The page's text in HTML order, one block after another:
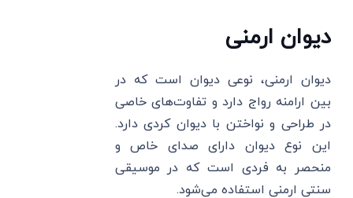
دیوان ارمنی
دیوان ارمنی، نوعی دیوان است که در
بین ارامنه رواج دارد و تفاوت‌های خاصی
در طراحی و نواختن با دیوان کردی دارد.
این نوع دیوان دارای صدای خاص و
منحصر به فردی است که در موسیقی
سنتی ارمنی استفاده می‌شود.